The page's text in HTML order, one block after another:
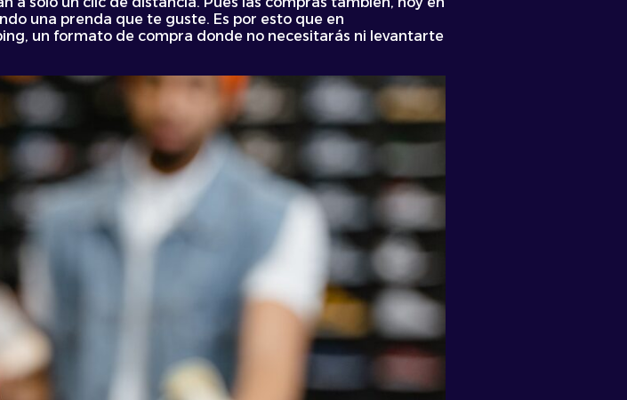
una prenda que te guste. Es por esto que en
un formato de compra donde no necesitarás ni levantarte